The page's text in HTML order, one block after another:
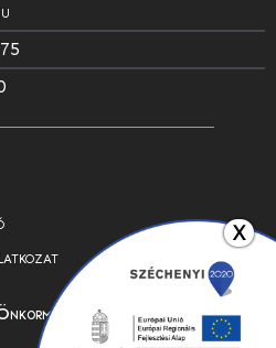
Minden jog
X